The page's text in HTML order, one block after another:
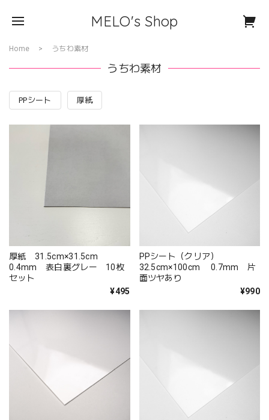
MELO's Shop
Home うちわ素材
うちわ素材
PPシート 厚紙
厚紙 31.5cm×31.5cm
0.4mm 表白裏グレー 10枚
セット
¥495
PPシート（クリア）
32.5cm×100cm 0.7mm 片
面ツヤあり
¥990